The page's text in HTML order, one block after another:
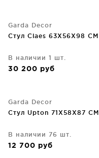
Garda Decor
Стул Claes 63X56X98 CM
В наличии 1 шт.
30 200 руб
Garda Decor
Стул Upton 71X58X87 CM
В наличии 76 шт.
12 700 руб